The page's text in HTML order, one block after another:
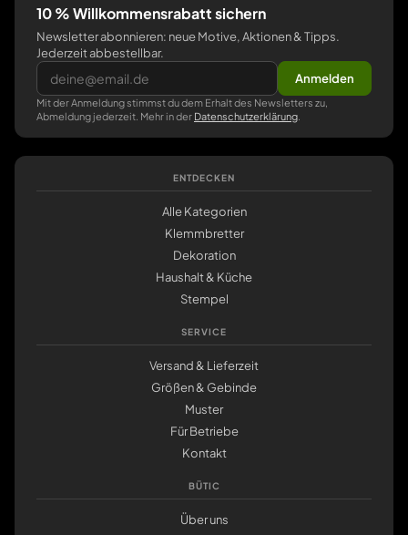
10 % Willkommensrabatt sichern
Newsletter abonnieren: neue Motive, Aktionen & Tipps.
Jederzeit abbestellbar.
Anmelden
Mit der Anmeldung stimmst du dem Erhalt des Newsletters zu,
Abmeldung jederzeit. Mehr in der Datenschutzerklärung
ENTDECKEN
Alle Kategorien
Klemmbretter
Dekoration
Haushalt & Küche
Stempel
SERVICE
Versand & Lieferzeit
Größen & Gebinde
Muster
Für Betriebe
Kontakt
BÜTIC
Über uns